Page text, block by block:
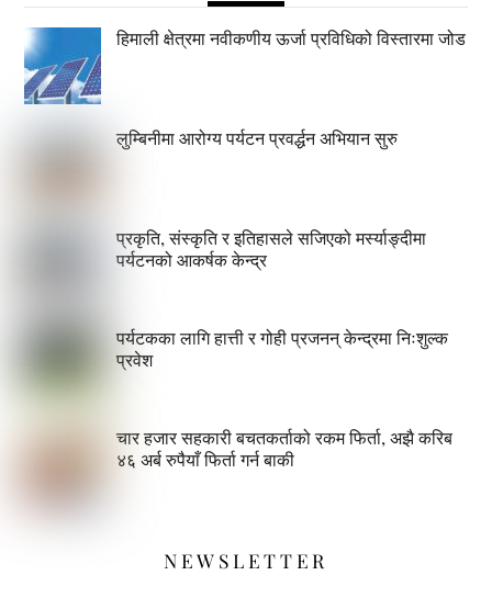
हिमाली क्षेत्रमा नवीकणीय ऊर्जा प्रविधिको विस्तारमा जोड
लुम्बिनीमा आरोग्य पर्यटन प्रवर्द्धन अभियान सुरु
प्रकृति, संस्कृति र इतिहासले सजिएको मर्स्याङ्दीमा
पर्यटनको आकर्षक केन्द्र
पर्यटकका लागि हात्ती र गोही प्रजनन् केन्द्रमा निःशुल्क
प्रवेश
चार हजार सहकारी बचतकर्ताको रकम फिर्ता, अझै करिब
४६ अर्ब रुपैयाँ फिर्ता गर्न बाकी
NEWSLETTER